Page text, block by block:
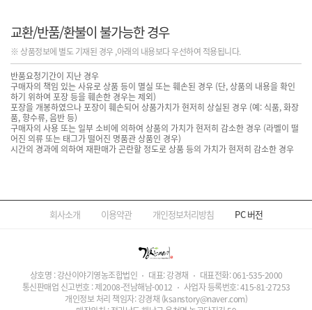
교환/반품/환불이 불가능한 경우
※ 상품정보에 별도 기재된 경우 ,아래의 내용보다 우선하여 적용됩니다.
반품요청기간이 지난 경우
구매자의 책임 있는 사유로 상품 등이 멸실 또는 훼손된 경우 (단, 상품의 내용을 확인
하기 위하여 포장 등을 훼손한 경우는 제외)
포장을 개봉하였으나 포장이 훼손되어 상품가치가 현저히 상실된 경우 (예: 식품, 화장
품, 향수류, 음반 등)
구매자의 사용 또는 일부 소비에 의하여 상품의 가치가 현저히 감소한 경우 (라벨이 떨
어진 의류 또는 태그가 떨어진 명품관 상품인 경우)
시간의 경과에 의하여 재판매가 곤란할 정도로 상품 등의 가치가 현저히 감소한 경우
회사소개 이용약관 개인정보처리방침 PC버전
상호명 : 강산이야기영농조합법인 대표: 강경채 대표전화:061-535-2000
통신판매업 신고번호 : 제2008-전남해남-0012
사업자 등록번호:415-81-27253
개인정보 처리 책임자: 강경채 (ksanstory@naver.com)